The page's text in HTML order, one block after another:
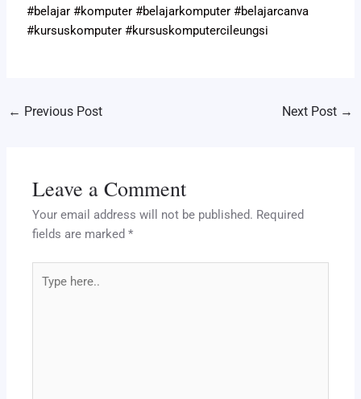
#belajar #komputer #belajarkomputer #belajarcanva
#kursuskomputer #kursuskomputercileungsi
← Previous Post Next Post →
Leave a Comment
Your email address will not be published. Required
fields are marked*
here..